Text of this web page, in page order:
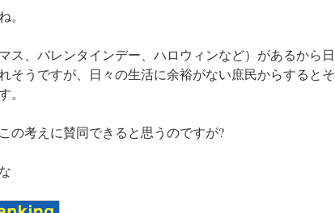
、バレンタインデー、ハロウィンなど）があるから日
そうですが、日々の生活に余裕がない庶民からするとそ
。
考えに賛同できると思うのですが?